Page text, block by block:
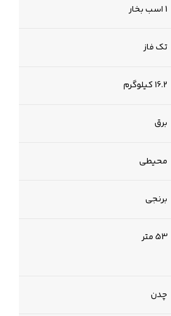
1 اسب بخار
تک فاز
16.2 کیلوگرم
برق
محیطی
برنجی
53 متر
چدن